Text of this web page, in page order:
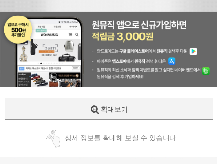
확대보기
상세 정보를 확대해 보실 수 있습니다